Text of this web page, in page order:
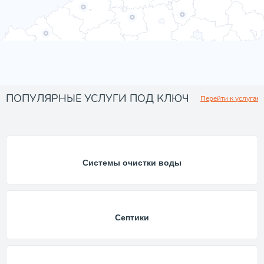
ПОПУЛЯРНЫЕ УСЛУГИ ПОД КЛЮЧ Перейти к услугам
Системы очистки воды
Септики